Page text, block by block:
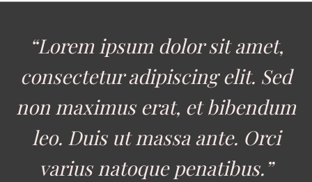
​“​Lorem ipsum dolor sit amet,
consectetur adipiscing elit. Sed
non maximus erat, et bibendum
leo. Duis ut massa ante. Orci
varius natoque penatibus.”